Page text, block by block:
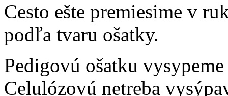
Cesto ešte premiesime v
podľa tvaru ošatky.
Pedigovú ošatku
Celulózovú netreba